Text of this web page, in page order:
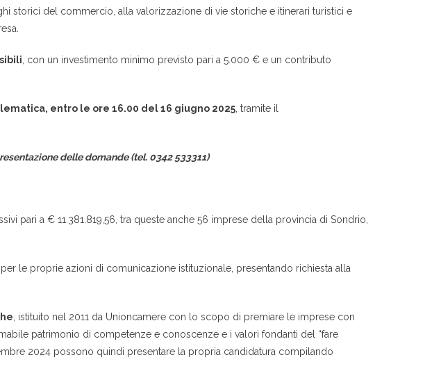
storici del commercio, alla valorizzazione di vie storiche e itinerari turistici e
, con un investimento minimo previsto pari a 5.000 € e un contributo
entro le ore 16.00 del 16 giugno 2025 , tramite il
delle domande (tel. 0342 533311)
pari a € 11.381.819,56, tra queste anche 56 imprese della provincia di Sondrio,
per le proprie azioni di comunicazione istituzionale, presentando richiesta alla
, istituito nel 2011 da Unioncamere con lo scopo di premiare le imprese con
patrimonio di competenze e conoscenze e i valori fondanti del “fare
2024 possono quindi presentare la propria candidatura compilando